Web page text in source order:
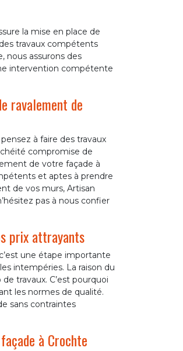
la mise en place de
travaux compétents
nous assurons des
intervention compétente
ravalement de
à faire des travaux
compromise de
de votre façade à
et aptes à prendre
de vos murs, Artisan
pas à nous confier
prix attrayants
une étape importante
intempéries. La raison du
travaux. C’est pourquoi
les normes de qualité.
sans contraintes
à Crochte